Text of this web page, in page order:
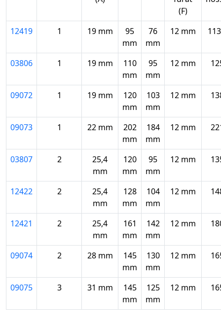
(F)
12419 1 19 mm
95
mm
76
mm
12 mm
03806 1 19 mm
110
mm
95
mm
12 mm
09072 1 19 mm
120
mm
103
mm
12 mm
09073 1 22 mm
202
mm
184
mm
12 mm
03807 2
25,4
mm
120
mm
95
mm
12 mm
12422 2
25,4
mm
128
mm
104
mm
12 mm
12421 2
25,4
mm
161
mm
142
mm
12 mm
09074 2 28 mm
145
mm
130
mm
12 mm
09075 3 31 mm
145
mm
125
mm
12 mm